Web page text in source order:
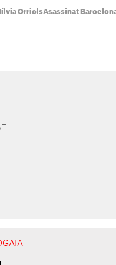
OrriolsAsassinat